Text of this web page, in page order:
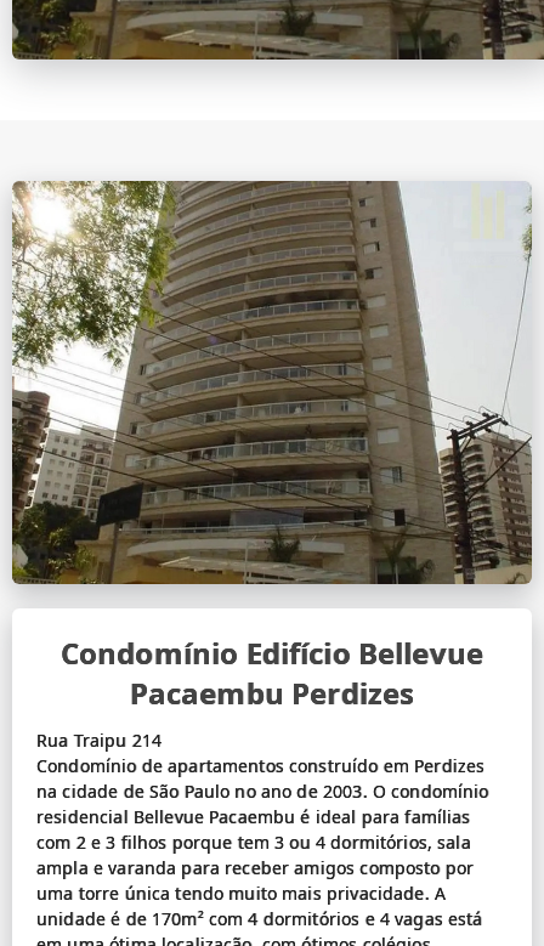
Condomínio Edifício Bellevue
Pacaembu Perdizes
Rua Traipu 214
Condomínio de apartamentos construído em Perdizes
na cidade de São Paulo no ano de 2003. O condomínio
residencial Bellevue Pacaembu é ideal para famílias
com 2 e 3 filhos porque tem 3 ou 4 dormitórios, sala
ampla e varanda para receber amigos composto por
uma torre única tendo muito mais privacidade. A
unidade é de 170m² com 4 dormitórios e 4 vagas está